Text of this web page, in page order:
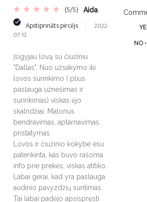
(5/5) Aida
Apstiprināts pircējs
2022-
07-12
Įsigyjau lovą su čiužiniu
"Dallas". Nuo užsakymo iki
lovos surinkimo ( plius
paslauga užnešimas ir
surinkimas) viskas ėjo
skalndžiai. Malonus
bendravimas, aptarnavimas.
pristatymas.
Lovos ir čiužinio kokybe esu
patenkinta, kas buvo rašoma
info prie prekės, viskas atitiko.
Labai gerai, kad yra paslauga
audinio pavyzdžių suntimas.
Tai labai padėjo apsispręsti
NO •